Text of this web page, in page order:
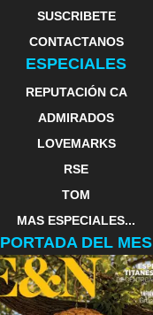
SUSCRIBETE
CONTACTANOS
ESPECIALES
REPUTACIÓN CA
ADMIRADOS
LOVEMARKS
RSE
TOM
MAS ESPECIALES...
PORTADA DEL MES